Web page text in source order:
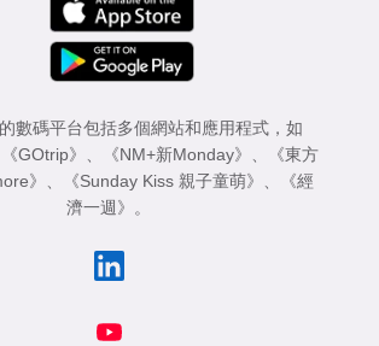
數碼平台包括多個網站和應用程式，如
《GOtrip》 《NM+新Monday》
《東方
》 《Sunday Kiss 親子童萌》
《經
濟一週》
。